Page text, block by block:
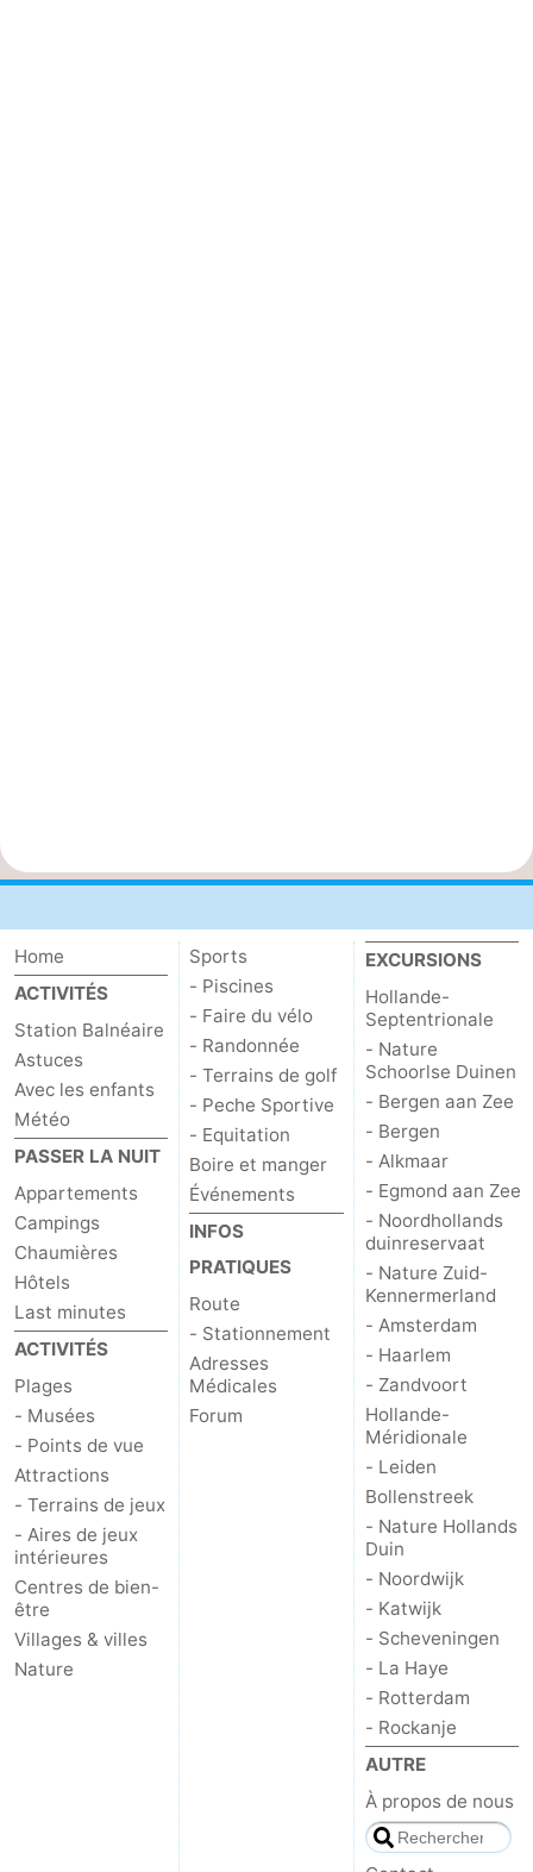
Home
ACTIVITÉS
Station Balnéaire
Astuces
Avec les enfants
Météo
PASSER LA NUIT
Appartements
Campings
Chaumières
Hôtels
Last minutes
ACTIVITÉS
Plages
- Musées
- Points de vue
Attractions
- Terrains de jeux
- Aires de jeux
intérieures
Centres de bien-
être
Villages & villes
Nature
Sports
- Piscines
- Faire du vélo
- Randonnée
- Terrains de golf
- Peche Sportive
- Equitation
Boire et manger
Événements
INFOS
PRATIQUES
Route
- Stationnement
Adresses
Médicales
Forum
EXCURSIONS
Hollande-
Septentrionale
- Nature
Schoorlse Duinen
- Bergen aan Zee
- Bergen
- Alkmaar
- Egmond aan Zee
- Noordhollands
duinreservaat
- Nature Zuid-
Kennermerland
- Amsterdam
- Haarlem
- Zandvoort
Hollande-
Méridionale
- Leiden
Bollenstreek
- Nature Hollands
Duin
- Noordwijk
- Katwijk
- Scheveningen
- La Haye
- Rotterdam
- Rockanje
AUTRE
À propos de nous